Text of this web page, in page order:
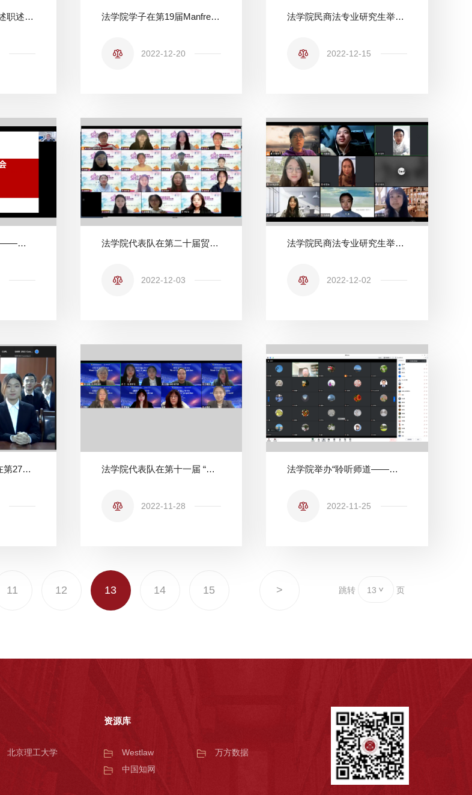
法学院召开2022年度述职述廉大会 法学院学子在第19届Manfred Lachs国际空间法模拟法庭竞赛中获佳绩
2022-12-20
法学院民商法专业研究生举行本学期第六次读书会
2022-12-15
法学院举办“聆听师道——教学名师的养成”第二期主题活动 法学院代表队在第二十届贸仲杯Willem C. Vis Moot国际商事仲裁竞赛中获佳绩
2022-12-03
法学院民商法专业研究生举行本学期第五次读书会
2022-12-02
喜报 | 法学院代表队在第27届“史丹森”国际环境法模拟法庭大赛东亚赛区选拔赛中荣获佳绩 法学院代表队在第十一届 “中国WTO模拟法庭”竞赛中获得全国二等奖
2022-11-28
法学院举办“聆听师道——教学名师的养成”主题活动
2022-11-25
11 12 13 14 15 > 跳转 13 页
北京理工大学
资源库
Westlaw
万方数据
中国知网